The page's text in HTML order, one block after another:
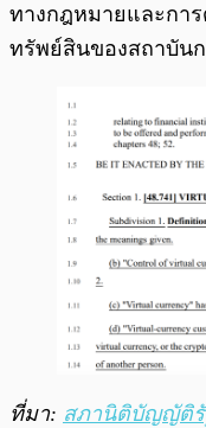
ทางกฎหมายและกา
ทรัพย์สินของสถาบันก
ที่มา: สภานิติบัญญัติ